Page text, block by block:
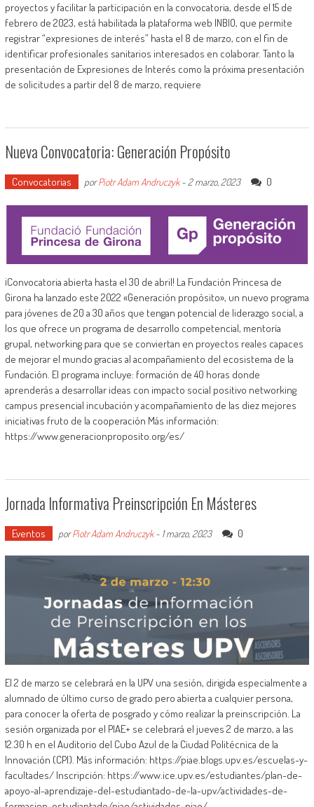
proyectos y facilitar la participación en la convocatoria, desde el 15 de
febrero de 2023, está habilitada la plataforma web INBIO, que permite
registrar “expresiones de interés” hasta el 8 de marzo, con el fin de
identificar profesionales sanitarios interesados en colaborar. Tanto la
presentación de Expresiones de Interés como la próxima presentación
de solicitudes a partir del 8 de marzo, requiere
Nueva Convocatoria: Generación Propósito
Convocatorias porPiotr Adam Andruczyk- 2 marzo, 2023 0
¡Convocatoria abierta hasta el 30 de abril! La Fundación Princesa de
Girona ha lanzado este 2022 «Generación propósito», un nuevo programa
para jóvenes de 20 a 30 años que tengan potencial de liderazgo social, a
los que ofrece un programa de desarrollo competencial, mentoría
grupal, networking para que se conviertan en proyectos reales capaces
de mejorar el mundo gracias al acompañamiento del ecosistema de la
Fundación. El programa incluye: formación de 40 horas donde
aprenderás a desarrollar ideas con impacto social positivo networking
campus presencial incubación y acompañamiento de las diez mejores
iniciativas fruto de la cooperación Más información:
https://www.generacionproposito.org/es/
Jornada Informativa Preinscripción En Másteres
Eventos porPiotr Adam Andruczyk- 1 marzo, 2023 0
El 2 de marzo se celebrará en la UPV una sesión, dirigida especialmente a
alumnado de último curso de grado pero abierta a cualquier persona,
para conocer la oferta de posgrado y cómo realizar la preinscripción. La
sesión organizada por el PIAE+ se celebrará el jueves 2 de marzo, a las
12.30 h en el Auditorio del Cubo Azul de la Ciudad Politécnica de la
Innovación (CPI). Más información: https://piae.blogs.upv.es/escuelas-y-
facultades/ Inscripción: https://www.ice.upv.es/estudiantes/plan-de-
apoyo-al-aprendizaje-del-estudiantado-de-la-upv/actividades-de-